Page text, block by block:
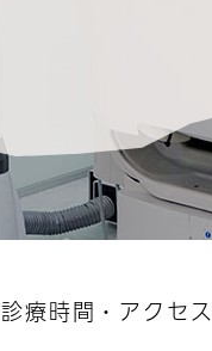
診療時間・アクセス